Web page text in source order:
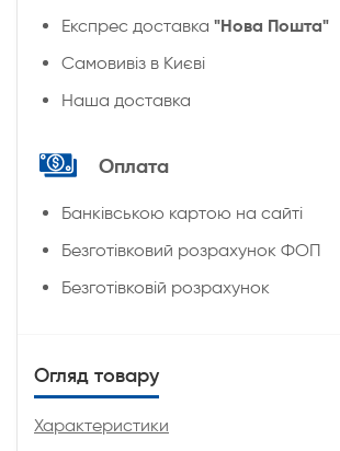
Експрес доставка "Нова Пошта"
Cамовивіз в Києві
Наша доставка
Оплата
Банківською картою на сайті
Безготівковий розрахунок ФОП
Безготівковій розрахунок
Огляд товару
Характеристики